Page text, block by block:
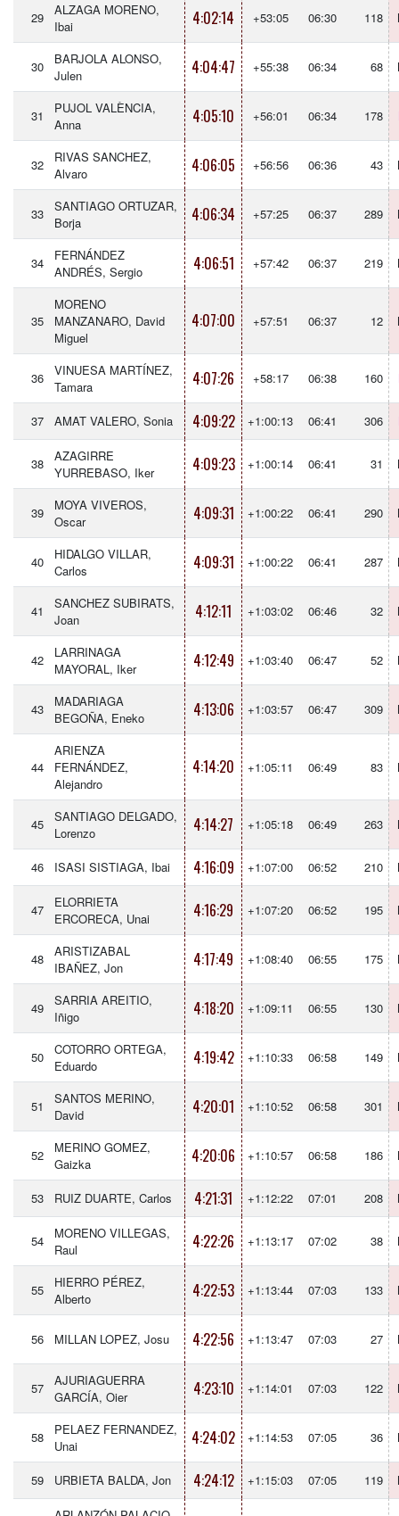
29
ALZAGA MORENO,
Ibai
4:02:14 +53:05 06:30 118
30
BARJOLA ALONSO,
Julen
4:04:47 +55:38 06:34 68
31
PUJOL VALÈNCIA,
Anna
4:05:10 +56:01 06:34 178
32
RIVAS SANCHEZ,
Alvaro
4:06:05 +56:56 06:36 43
33
SANTIAGO ORTUZAR,
Borja
4:06:34 +57:25 06:37 289
34
FERNÁNDEZ
ANDRÉS, Sergio
4:06:51 +57:42 06:37 219
35
MORENO
MANZANARO, David
Miguel
4:07:00 +57:51 06:37 12
36
VINUESA MARTÍNEZ,
Tamara
4:07:26 +58:17 06:38 160
37 AMAT VALERO, Sonia 4:09:22 +1:00:13 06:41 306
38
AZAGIRRE
YURREBASO, Iker
4:09:23 +1:00:14 06:41 31
39
MOYA VIVEROS,
Oscar
4:09:31 +1:00:22 06:41 290
40
HIDALGO VILLAR,
Carlos
4:09:31 +1:00:22 06:41 287
41
SANCHEZ SUBIRATS,
Joan
4:12:11 +1:03:02 06:46 32
42
LARRINAGA
MAYORAL, Iker
4:12:49 +1:03:40 06:47 52
43
MADARIAGA
BEGOÑA, Eneko
4:13:06 +1:03:57 06:47 309
44
ARIENZA
FERNÁNDEZ,
Alejandro
4:14:20 +1:05:11 06:49 83
45
SANTIAGO DELGADO,
Lorenzo
4:14:27 +1:05:18 06:49 263
46 ISASI SISTIAGA, Ibai 4:16:09 +1:07:00 06:52 210
47
ELORRIETA
ERCORECA, Unai
4:16:29 +1:07:20 06:52 195
48
ARISTIZABAL
IBAÑEZ, Jon
4:17:49 +1:08:40 06:55 175
49
SARRIA AREITIO,
Iñigo
4:18:20 +1:09:11 06:55 130
50
COTORRO ORTEGA,
Eduardo
4:19:42 +1:10:33 06:58 149
51
SANTOS MERINO,
David
4:20:01 +1:10:52 06:58 301
52
MERINO GOMEZ,
Gaizka
4:20:06 +1:10:57 06:58 186
53 RUIZ DUARTE, Carlos 4:21:31 +1:12:22 07:01 208
54
MORENO VILLEGAS,
Raul
4:22:26 +1:13:17 07:02 38
55
HIERRO PÉREZ,
Alberto
4:22:53 +1:13:44 07:03 133
56 MILLAN LOPEZ, Josu 4:22:56 +1:13:47 07:03 27
57
AJURIAGUERRA
GARCÍA, Oier
4:23:10 +1:14:01 07:03 122
58
PELAEZ FERNANDEZ,
Unai
4:24:02 +1:14:53 07:05 36
59 URBIETA BALDA, Jon 4:24:12 +1:15:03 07:05 119